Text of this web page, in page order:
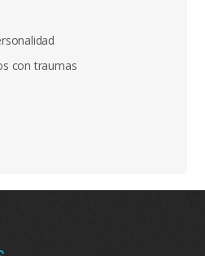
con traumas